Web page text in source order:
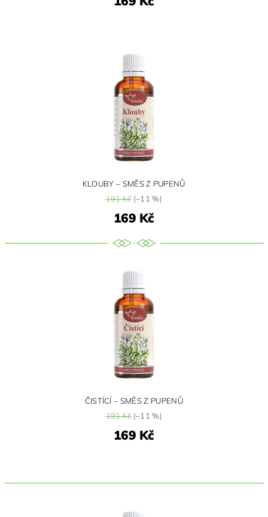
KLOUBY – SMĚS Z PUPENŮ
191 Kč(–11 %)
169 Kč
ČISTÍCÍ – SMĚS Z PUPENŮ
191 Kč(–11 %)
169 Kč